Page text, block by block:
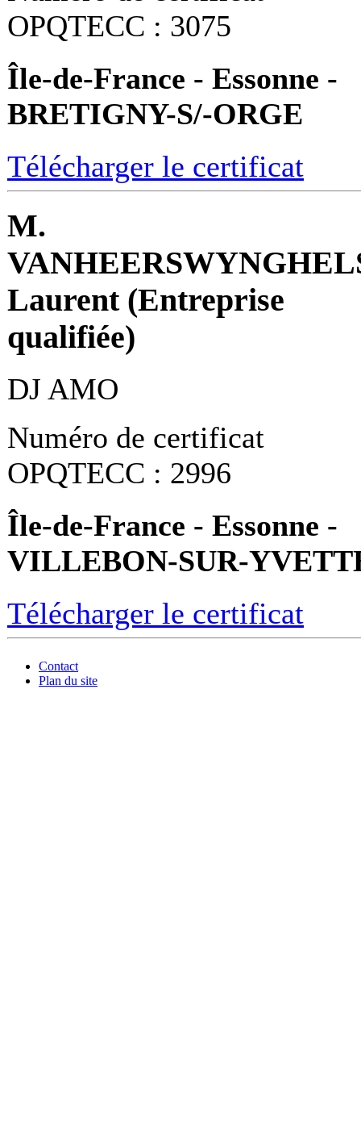
OPQTECC : 3075
Île-de-France - Essonne -
BRETIGNY-S/-ORGE
Télécharger le certificat
M.
Laurent (Entreprise
qualifiée)
DJ AMO
Numéro de certificat
OPQTECC : 2996
Île-de-France - Essonne -
VILLEBON-SUR-
Télécharger le certificat
Contact
Plan du site